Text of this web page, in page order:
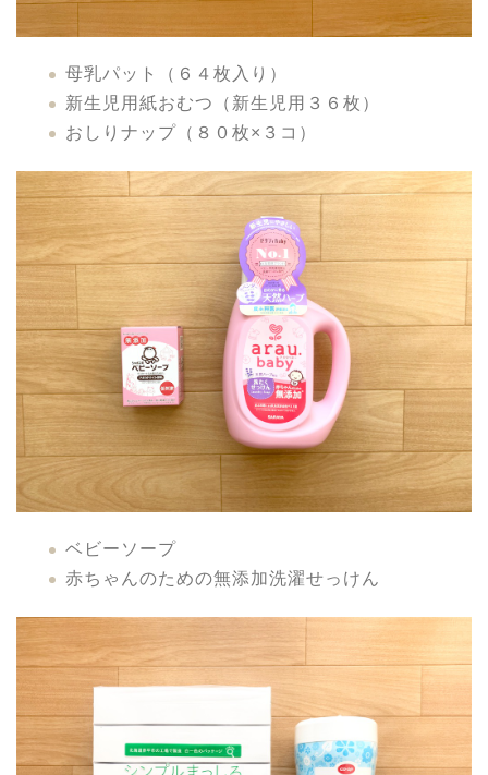
母乳パット（６４枚入り）
新生児用紙おむつ（新生児用３６枚）
おしりナップ（８０枚×３コ）
ベビーソープ
赤ちゃんのための無添加洗濯せっけん